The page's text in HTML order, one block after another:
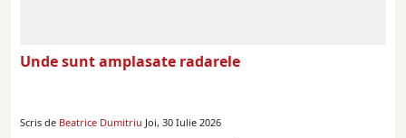
Unde sunt amplasate radarele
Scris de Beatrice Dumitriu Joi, 30 Iulie 2026